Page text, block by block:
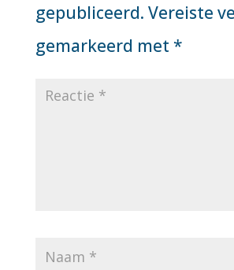
gepubliceerd. Vereiste
gemarkeerd met *